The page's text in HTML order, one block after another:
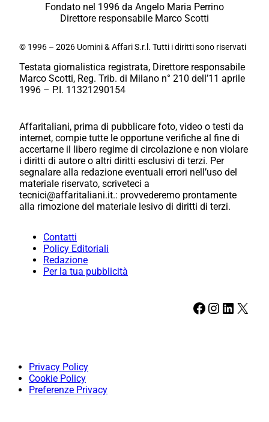
Fondato nel 1996 da Angelo Maria Perrino
Direttore responsabile Marco Scotti
© 1996 – 2026 Uomini & Affari S.r.l. Tutti i diritti sono riservati
Testata giornalistica registrata, Direttore responsabile
Marco Scotti, Reg. Trib. di Milano n° 210 dell’11 aprile
1996 – P.I. 11321290154
Affaritaliani, prima di pubblicare foto, video o testi da
internet, compie tutte le opportune verifiche al fine di
accertarne il libero regime di circolazione e non violare
i diritti di autore o altri diritti esclusivi di terzi. Per
segnalare alla redazione eventuali errori nell’uso del
materiale riservato, scriveteci a
tecnici@affaritaliani.it.: provvederemo prontamente
alla rimozione del materiale lesivo di diritti di terzi.
Contatti
Policy Editoriali
Redazione
Per la tua pubblicità
Facebook Instagram LinkedIn X
Privacy Policy
Cookie Policy
Preferenze Privacy